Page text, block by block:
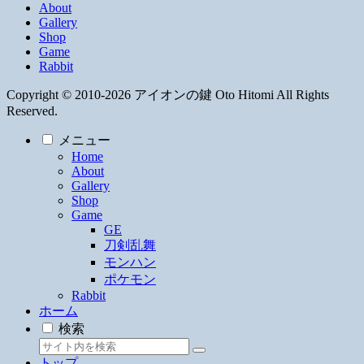
About
Gallery
Shop
Game
Rabbit
Copyright © 2010-2026 アイオンの鍵 Oto Hitomi All Rights
Reserved.
メニュー
Home
About
Gallery
Shop
Game
GE
刀剣乱舞
モンハン
ポケモン
Rabbit
ホーム
検索